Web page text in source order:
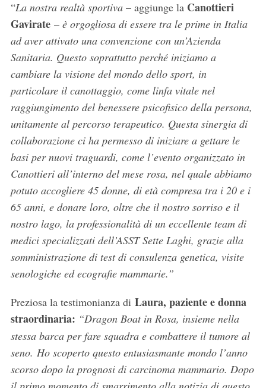
“La nostra realtà sportiva – aggiunge la Canottieri
Gavirate– è orgogliosa di essere tra le prime in Italia
ad aver attivato una convenzione con un’Azienda
Sanitaria. Questo soprattutto perché iniziamo a
cambiare la visione del mondo dello sport, in
particolare il canottaggio, come linfa vitale nel
raggiungimento del benessere psicofisico della persona,
unitamente al percorso terapeutico. Questa sinergia di
collaborazione ci ha permesso di iniziare a gettare le
basi per nuovi traguardi, come l’evento organizzato in
Canottieri all’interno del mese rosa, nel quale abbiamo
potuto accogliere 45 donne, di età compresa tra i 20 e i
65 anni, e donare loro, oltre che il nostro sorriso e il
nostro lago, la professionalità di un eccellente team di
medici specializzati dell’ASST Sette Laghi, grazie alla
somministrazione di test di consulenza genetica, visite
senologiche ed ecografie mammarie.”
Preziosa la testimonianza diLaura, paziente e donna
straordinaria: “Dragon Boat in Rosa, insieme nella
stessa barca per fare squadra e combattere il tumore al
seno. Ho scoperto questo entusiasmante mondo l’anno
scorso dopo la prognosi di carcinoma mammario. Dopo
S
e
a
r
c
f
o